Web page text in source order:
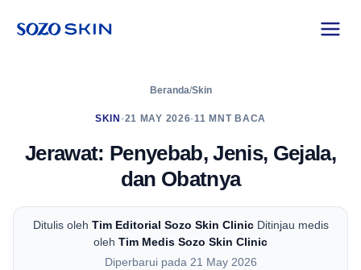
Beranda/Skin
SKIN •21 MAY 2026•11 MNT BACA
Jerawat: Penyebab, Jenis, Gejala,
dan Obatnya
Ditulis oleh Tim Editorial Sozo Skin Clinic Ditinjau medis
oleh Tim Medis Sozo Skin Clinic
Diperbarui pada 21 May 2026